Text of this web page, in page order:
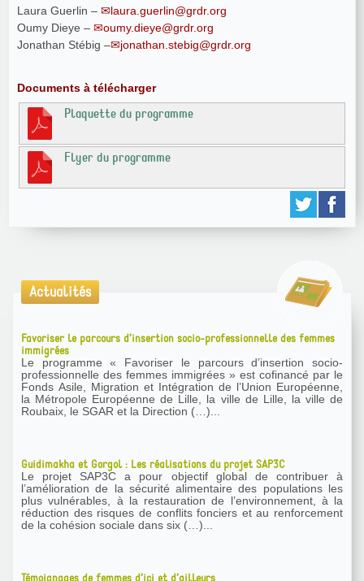
Laura Guerlin –
laura.guerlin@grdr.org
Oumy Dieye –
oumy.dieye@grdr.org
Jonathan Stébig –
jonathan.stebig@grdr.org
Documents à télécharger
Plaquette du programme
Flyer du programme
Actualités
Favoriser le parcours d’insertion socio-professionnelle des femmes
immigrées
Le programme « Favoriser le parcours d’insertion socio-
professionnelle des femmes immigrées » est cofinancé par le
Fonds Asile, Migration et Intégration de l’Union Européenne,
la Métropole Européenne de Lille, la ville de Lille, la ville de
Roubaix, le SGAR et la Direction (…)...
Guidimakha et Gorgol : Les réalisations du projet SAP3C
Le projet SAP3C a pour objectif global de contribuer à
l’amélioration de la sécurité alimentaire des populations les
plus vulnérables, à la restauration de l’environnement, à la
réduction des risques de conflits fonciers et au renforcement
de la cohésion sociale dans six (…)...